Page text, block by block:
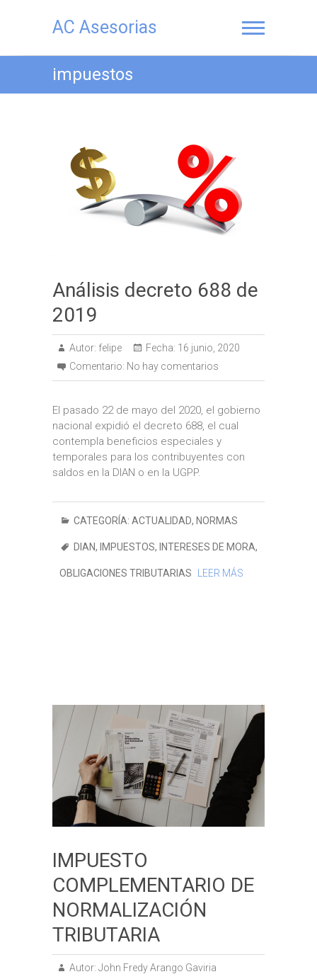
AC Asesorias
impuestos
Análisis decreto 688 de
2019
Autor: felipe Fecha: 16 junio, 2020
Comentario: No hay comentarios
El pasado 22 de mayo del 2020, el gobierno
nacional expidió el decreto 688, el cual
contempla beneficios especiales y
temporales para los contribuyentes con
saldos en la DIAN o en la UGPP.
CATEGORÍA: ACTUALIDAD, NORMAS
DIAN, IMPUESTOS, INTERESES DE MORA,
OBLIGACIONES TRIBUTARIAS LEER MÁS
IMPUESTO
COMPLEMENTARIO DE
NORMALIZACIÓN
TRIBUTARIA
Autor: John Fredy Arango Gaviria